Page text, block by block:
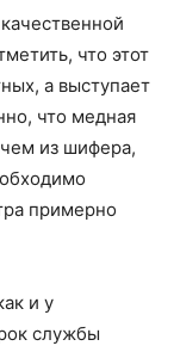
что этот
а выступает
что медная
из шифера,
примерно
и у
службы